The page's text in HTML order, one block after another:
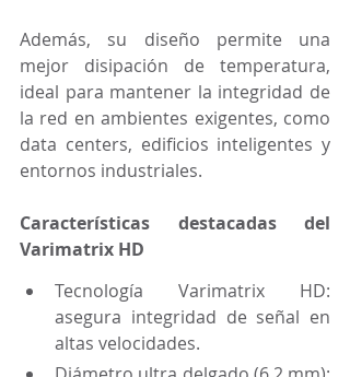
Además, su diseño permite una
mejor disipación de temperatura,
ideal para mantener la integridad de
la red en ambientes exigentes, como
data centers, edificios inteligentes y
entornos industriales.
Características destacadas del
Varimatrix HD
Tecnología Varimatrix HD:
asegura integridad de señal en
altas velocidades.